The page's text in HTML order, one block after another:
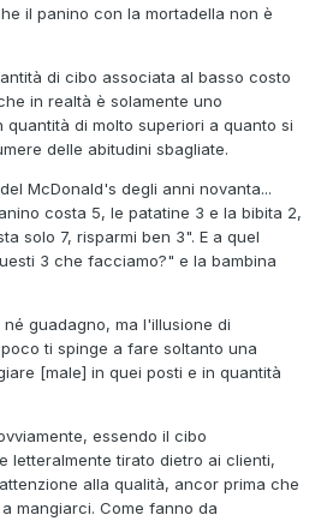
il panino con la mortadella non è
di cibo associata al basso costo
in realtà è solamente uno
di molto superiori a quanto si
delle abitudini sbagliate.
McDonald's degli anni novanta...
costa 5, le patatine 3 e la bibita 2,
solo 7, risparmi ben 3". E a quel
3 che facciamo?" e la bambina
guadagno, ma l'illusione di
ti spinge a fare soltanto una
[male] in quei posti e in quantità
essendo il cibo
letteralmente tirato dietro ai clienti,
alla qualità, ancor prima che
mangiarci. Come fanno da